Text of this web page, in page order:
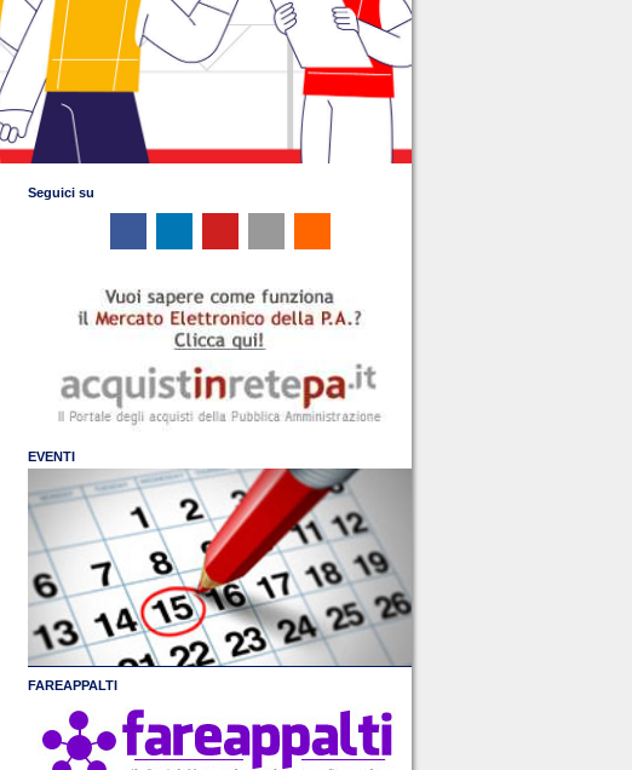
Seguici su
EVENTI
FAREAPPALTI